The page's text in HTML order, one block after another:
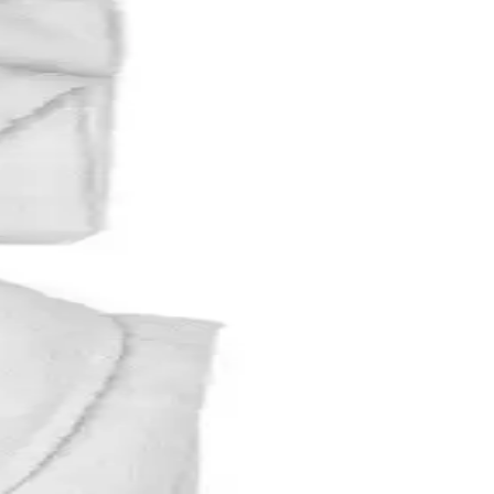
için ideal seçenekler sunar.
Kullanıcı geri bildirimleri ve karşılaştırma kriterleriyle en iyi
ve kullanıcı memnuniyetini detaylandırıyoruz.
rahat bir uyku deneyimi sunar.